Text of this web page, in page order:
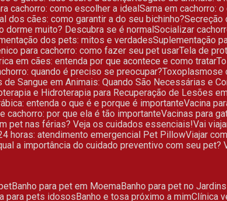
cachorro: como escolher a ideal Sarna em cachorro:
dos cães: como garantir a do seu bichinho?
dorme muito? Descubra se é normal Socializar
dos pets: mitos e verdades Suplementação
para cachorro: como fazer seu pet usar Tela de
em cães: entenda por que acontece e como tratar
quando é preciso se preocupar?
de Sangue em Animais: Quando São Necessárias e
e Hidroterapia para Recuperação de Lesões
entenda o que é e porque é importante Vacina
cachorro: por que ela é tão importante Vacinas para
pet nas férias? Veja os cuidados essenciais! Vai
24 horas: atendimento emergencial Pet Pillow Viajar
a importância do cuidado preventivo com seu pet?
Banho para pet em Moema Banho para pet no Jardins
para pets idosos
Banho e tosa próximo a mim Clínica